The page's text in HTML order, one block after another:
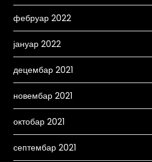
фебруар 2022
јануар 2022
децембар 2021
новембар 2021
октобар 2021
септембар 2021